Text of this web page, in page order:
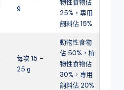
g
物性食物佔
25%，專用
飼料佔 15%
每次 15 –
25 g
動物性食物
佔 50%，植
物性食物佔
30%，專用
飼料佔 20%